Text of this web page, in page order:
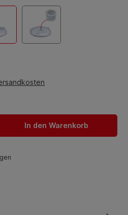
gewünschten Wert ein oder
In den Warenkorb